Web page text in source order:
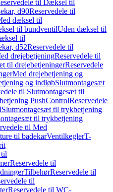
til Dæksel til
d90Reservedele til
dæksel til
til bundventilUden dæksel til
til
d52Reservedele til
drejebetjeningReservedele til
til drejebetjeningerReservedele
Med drejebetjening og
og indløbSlutmontagesæt
til Slutmontagesæt til
PushControlReservedele
Slutmontagesæt til trykbetjening
til trykbetjening
til Med
til badekarVentilkeglerT-
til
Reservedele til
TilbehørReservedele til
til
Reservedele til WC-